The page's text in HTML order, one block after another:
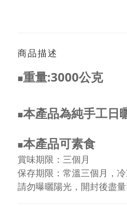
商品描述
■重量:3000公克
■本產品為純手工日
■本產品可素食
賞味期限：三個月
保存期限：常溫三個月，
請勿曝曬陽光，開封後盡